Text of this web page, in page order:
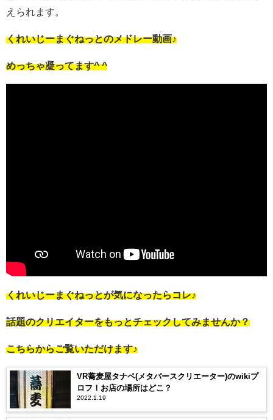
えられます。
くれいじーまぐねっとのメドレー動画♪
めっちゃ凝ってます^ ^
くれいじーまぐねっとが気になったらコレ♪
話題のクリエイターをもっとチェックしてみませんか？
こちらからご覧いただけます♪
VR蕎麦屋タナベ(メタバースクリエーター)のwikiプ
ロフ！お店の場所はどこ？
2022.1.19